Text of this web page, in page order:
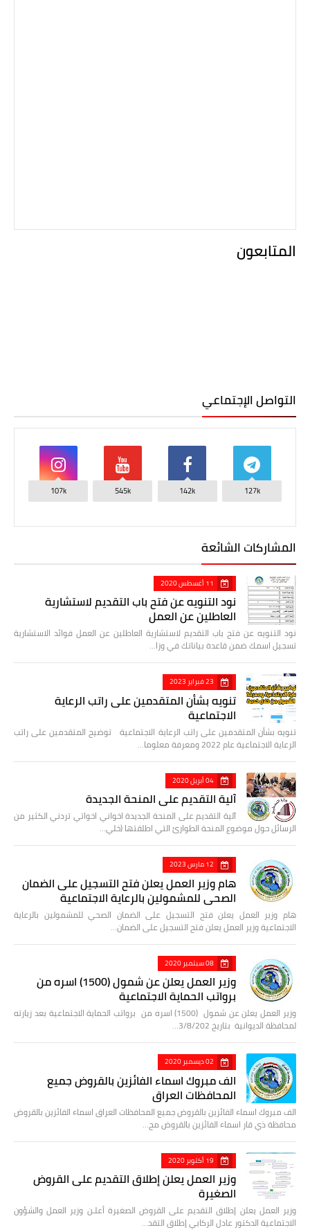
المتابعون
التواصل الإجتماعي
127k
142k
545k
107k
المشاركات الشائعة
11 أغسطس 2020
نود التنويه عن فتح باب التقديم لاستشارية
العاطلين عن العمل
نود التنويه عن فتح باب التقديم لاستشارية العاطلين عن العمل فوائد الاستشارية
تسجيل اسمك ضمن قاعدة بياناتك في وزا…
23 فبراير 2023
تنويه بشأن المتقدمين على راتب الرعاية
الاجتماعية
تنويه بشأن المتقدمين على راتب الرعاية الاجتماعية توضيح المتقدمين على راتب
الرعاية الاجتماعية عام 2022 ومعرفة معلوما…
04 أبريل 2020
آلية التقديم على المنحة الجديدة
آلية التقديم على المنحة الجديدة اخواني اخواتي تردني الكثير من
الرسائل حول موضوع المنحة الطوارئ التي اطلقتها (خلي…
12 مارس 2023
هام وزير العمل يعلن فتح التسجيل على الضمان
الصحي للمشمولين بالرعاية الاجتماعية
هام وزير العمل يعلن فتح التسجيل على الضمان الصحي للمشمولين بالرعاية
الاجتماعية وزير العمل يعلن فتح التسجيل على الضمان…
08 سبتمبر 2020
وزير العمل يعلن عن شمول (1500) اسره من
برواتب الحماية الاجتماعية
وزير العمل يعلن عن شمول (1500) اسره من برواتب الحماية الاجتماعية بعد زيارته
لمحافظة الديوانية بتاريخ 3/8/202…
02 ديسمبر 2020
الف مبروك اسماء الفائزين بالقروض جميع
المحافظات العراق
الف مبروك اسماء الفائزين بالقروض جميع المحافظات العراق اسماء الفائزين بالقروض
محافظة ذي قار اسماء الفائزين بالقروض مح…
19 أكتوبر 2020
وزير العمل يعلن إطلاق التقديم على القروض
الصغيرة
وزير العمل يعلن إطلاق التقديم على القروض الصغيرة أعلـن وزير العمل والشؤون
الاجتماعية الدكتور عادل الركابي إطلاق التقد…